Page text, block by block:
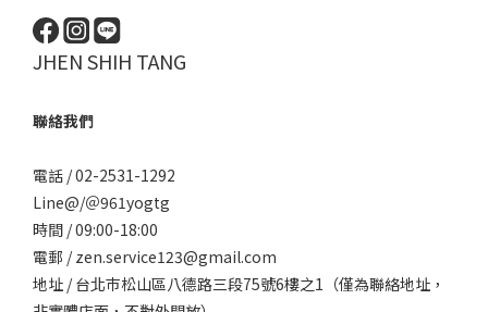
JHEN SHIH TANG
聯絡我們
電話 / 02-2531-1292
Line@/＠961yogtg
時間 / 09:00-18:00
電郵 / zen.service123@gmail.com
地址 / 台北巿松山區八德路三段75號6樓之1（僅為聯絡地址，